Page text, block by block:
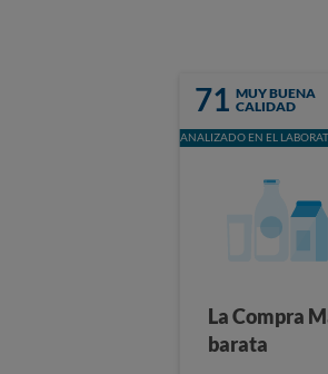
71 MUY BUENA
CALIDAD
ANALIZADO EN EL
La Compra
barata